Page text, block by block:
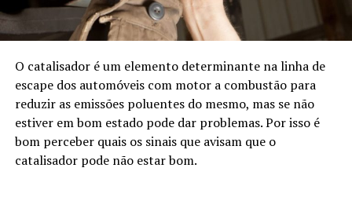
O catalisador é um elemento determinante na linha de
escape dos automóveis com motor a combustão para
reduzir as emissões poluentes do mesmo, mas se não
estiver em bom estado pode dar problemas. Por isso é
bom perceber quais os sinais que avisam que o
catalisador pode não estar bom.